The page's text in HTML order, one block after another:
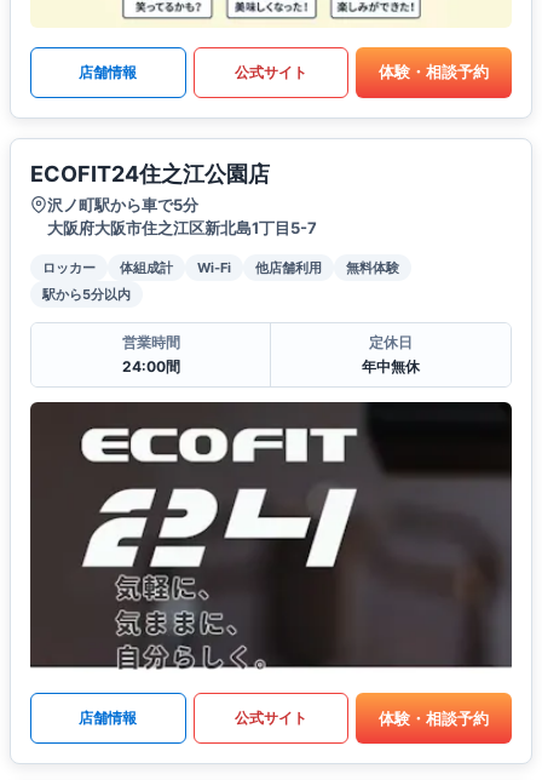
店舗情報 公式サイト 体験・相談予約
ECOFIT24住之江公園店
沢ノ町駅から車で5分
大阪府大阪市住之江区新北島1丁目5-7
ロッカー 体組成計 Wi-Fi 他店舗利用
無料体験
駅から5分以内
営業時間
24:00間
定休日
年中無休
店舗情報 公式サイト 体験・相談予約